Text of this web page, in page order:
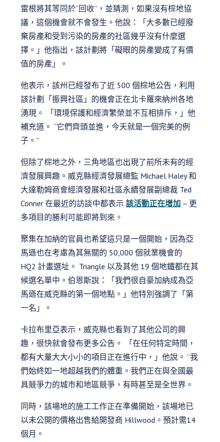
雷根將其等同於“回收”，並猜測，如果沒有棕地協
議，這個機會就不會發生。他說：「大多數已經廢
棄房產和受到污染的房產的社區幾乎沒有什麼選
擇。」他指出，該計劃將「礙眼的房產變成了有價
值的房產」。
他表示，該州已經發布了近 500 個棕地公告，利用
該計劃「振興社區」的機會正在北卡羅來納州各地
湧現。 「環境保護和經濟繁榮並不互相排斥，」他
補充道。 “它們齊頭並進，今天就是一個完美的例
子。”
但除了棕地之外，三角地區也出現了前所未有的經
濟發展興趣。威克縣經濟發展總監 Michael Haley 和
大達勒姆商會經濟發展和社區永續發展副總裁 Ted
Conner 在最近的訪談中都表示該活動正在增加 – 更
多項目的勝利可能即將到來。
聚集在加納的官員也希望這只是一個開始，因為亞
馬遜也在考慮為其無關的 50,000 個就業機會的
HQ2 計畫選址。 Triangle 以及其他 19 個地鐵都在其
候選名單中。伯恩斯說：「我們很自豪加納成為亞
馬遜在威克縣的第一個地點。」他特別強調了「第
一名」。
卡拉布里亞表示，威克縣也看到了其他公司的興
趣，很快就會發布更多公告。 「在任何特定時間，
都有大量大大小小的項目正在進行中，」他說。 “我
們始終如一地超越我們的體重。我們正在與全國最
具競爭力的城市和地區競爭，有時甚至是全世界。
同時，該場地的施工工作正在準備開始，該場地已
以未公開的價格出售給開發商 Hillwood。預計需14
個月。